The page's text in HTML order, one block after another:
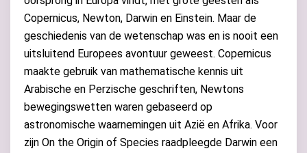
Copernicus, Newton, Darwin en Einstein. Maar de
geschiedenis van de wetenschap was en is nooit een
uitsluitend Europees avontuur geweest. Copernicus
maakte gebruik van mathematische kennis uit
Arabische en Perzische geschriften, Newtons
bewegingswetten waren gebaseerd op
astronomische waarnemingen uit Azië en Afrika. Voor
zijn On the Origin of Species raadpleegde Darwin een